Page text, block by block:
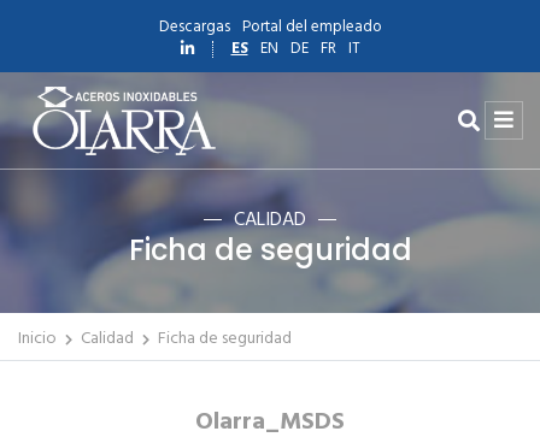
Descargas Portal del empleado
ES EN DE FR IT
CALIDAD
Ficha de seguridad
Inicio Calidad Ficha de seguridad
Olarra_MSDS